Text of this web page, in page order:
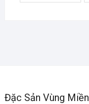
Đặc Sản Vùng Miền